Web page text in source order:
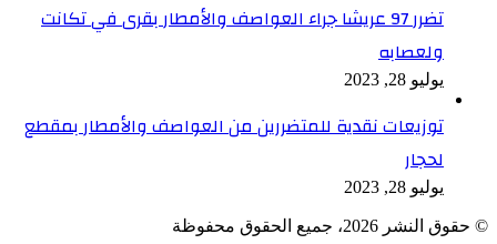
تضرر 97 عريشا جراء العواصف والأمطار بقرى في تكانت
ولعصابه
يوليو 28, 2023
توزيعات نقدية للمتضررين من العواصف والأمطار بمقطع
لحجار
يوليو 28, 2023
© حقوق النشر 2026، جميع الحقوق محفوظة